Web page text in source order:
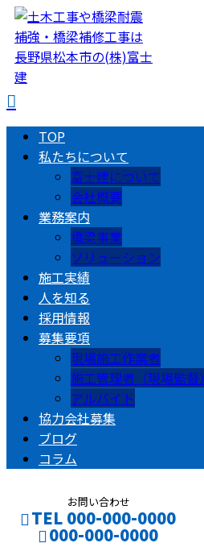
TOP
私たちについて
富士建について
会社概要
業務案内
橋梁事業
ソリューション
施工実績
人を知る
採用情報
募集要項
現場施工作業者
施工管理者（現場監督）
アルバイト
協力会社募集
ブログ
コラム
お問い合わせ
TEL 000-000-0000
000-000-0000